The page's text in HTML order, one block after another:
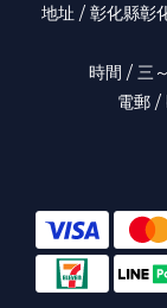
地址 / 彰化縣彰
時間 / 三
電郵